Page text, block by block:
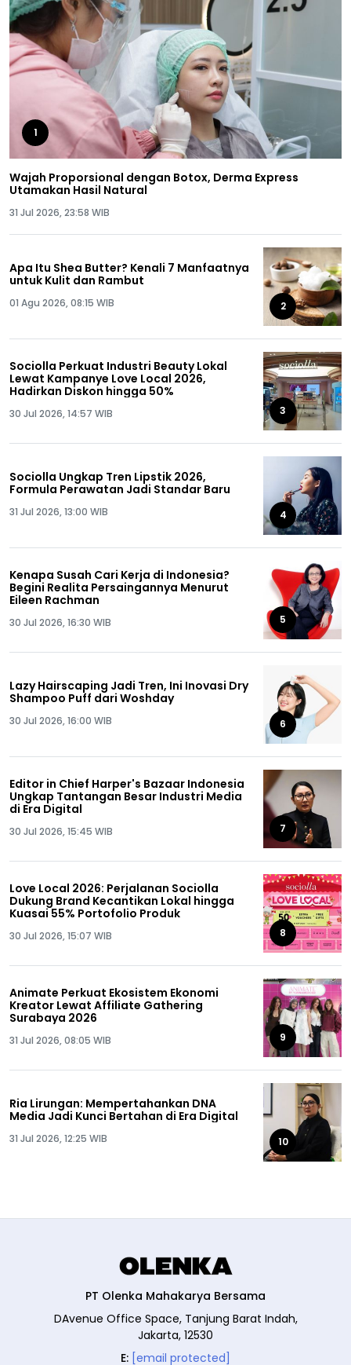
1
Wajah Proporsional dengan Botox, Derma Express
Utamakan Hasil Natural
31 Jul 2026, 23:58 WIB
Apa Itu Shea Butter? Kenali 7 Manfaatnya
untuk Kulit dan Rambut
01 Agu 2026, 08:15 WIB 2
Sociolla Perkuat Industri Beauty Lokal
Lewat Kampanye Love Local 2026,
Hadirkan Diskon hingga 50%
30 Jul 2026, 14:57 WIB 3
Sociolla Ungkap Tren Lipstik 2026,
Formula Perawatan Jadi Standar Baru
31 Jul 2026, 13:00 WIB 4
Kenapa Susah Cari Kerja di Indonesia?
Begini Realita Persaingannya Menurut
Eileen Rachman
30 Jul 2026, 16:30 WIB 5
Lazy Hairscaping Jadi Tren, Ini Inovasi Dry
Shampoo Puff dari Woshday
30 Jul 2026, 16:00 WIB 6
Editor in Chief Harper's Bazaar Indonesia
Ungkap Tantangan Besar Industri Media
di Era Digital
30 Jul 2026, 15:45 WIB 7
Love Local 2026: Perjalanan Sociolla
Dukung Brand Kecantikan Lokal hingga
Kuasai 55% Portofolio Produk
30 Jul 2026, 15:07 WIB 8
Animate Perkuat Ekosistem Ekonomi
Kreator Lewat Affiliate Gathering
Surabaya 2026
31 Jul 2026, 08:05 WIB 9
Ria Lirungan: Mempertahankan DNA
Media Jadi Kunci Bertahan di Era Digital
31 Jul 2026, 12:25 WIB 10
PT Olenka Mahakarya Bersama
DAvenue Office Space, Tanjung Barat Indah,
Jakarta, 12530
E: [email protected]